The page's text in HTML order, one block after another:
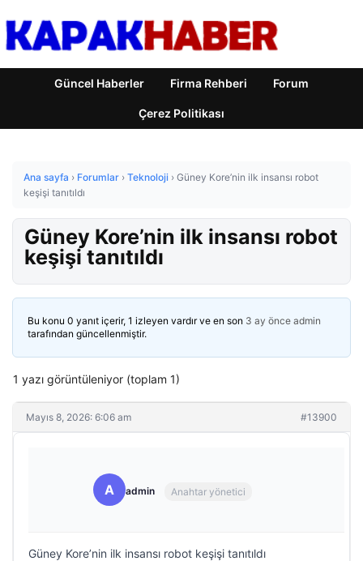
Güncel Haberler Firma Rehberi Forum
Çerez Politikası
Ana sayfa › Forumlar › Teknoloji › Güney Kore’nin ilk insansı robot
keşişi tanıtıldı
Güney Kore’nin ilk insansı robot
keşişi tanıtıldı
Bu konu 0 yanıt içerir, 1 izleyen vardır ve en son 3 ay önce admin
tarafından güncellenmiştir.
1 yazı görüntüleniyor (toplam 1)
Mayıs 8, 2026: 6:06 am #13900
A admin Anahtar yönetici
Güney Kore’nin ilk insansı robot keşişi tanıtıldı